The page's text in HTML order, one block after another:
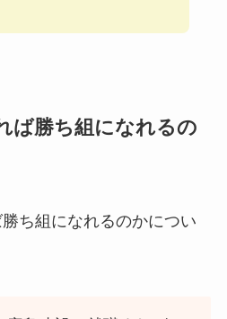
ば勝ち組になれるの
ち組になれるのかについ